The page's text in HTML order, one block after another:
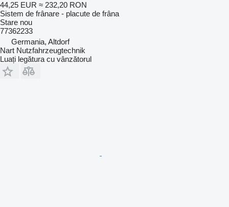
44,25 EUR ≈ 232,20 RON
Sistem de frânare - placute de frâna
Stare nou
77362233
Germania, Altdorf
Nart Nutzfahrzeugtechnik
Luați legătura cu vânzătorul